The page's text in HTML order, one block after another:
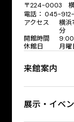
〒224-0003 横
電話： 045-
アクセス
横
分
開館時間
9:00
休館日
月曜
来館案内
展示・イベ